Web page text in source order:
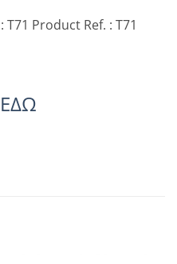
: T71 Product Ref. : T71
ΕΔΩ